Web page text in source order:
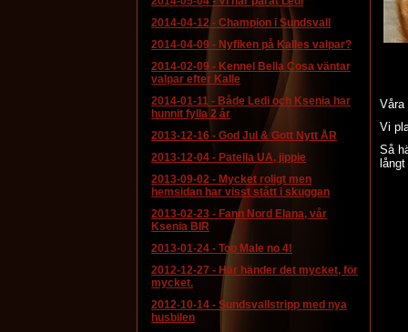
2014-04-12- Champion i Sundsvall
2014-04-09 - Nyfiken på Kalles valpar?
2014-02-09 - Kennel Bella Cosa väntar
valpar efter Kalle
2014-01-11 - Både Ledi och Ksenia har
hunnit fylla 2 år
2013-12-16 - God Jul & Gott Nytt ÅR
2013-12-04 - Patella UA, jippie
2013-09-02 - Mycket roligt men
hemsidan har visst stått i skuggan
2013-02-23 - Fann Nord Elana, vår
Ksenia BIR
2013-01-24 - Top Male no 4!
2012-12-27 - Här händer det mycket, för
mycket.
2012-10-14 - Sundsvallstripp med nya
husbilen
Våra
Vi
Så